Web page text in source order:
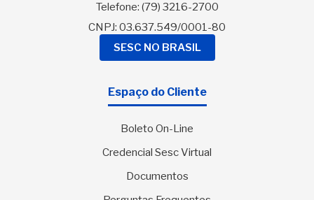
Telefone: (79) 3216-2700
CNPJ: 03.637.549/0001-80
SESC NO BRASIL
Espaço do Cliente
Boleto On-Line
Credencial Sesc Virtual
Documentos